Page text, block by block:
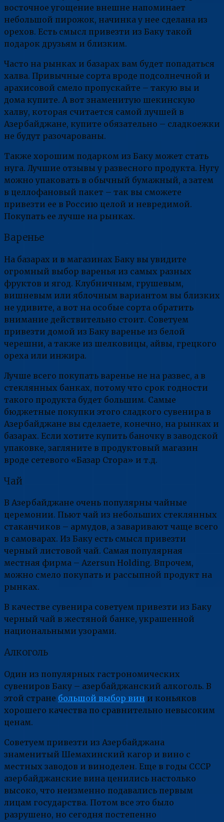
восточное угощение внешне напоминает
небольшой пирожок, начинка у нее сделана из
орехов. Есть смысл привезти из Баку такой
подарок друзьям и близким.
Часто на рынках и базарах вам будет попадаться
халва. Привычные сорта вроде подсолнечной и
арахисовой смело пропускайте – такую вы и
дома купите. А вот знаменитую шекинскую
халву, которая считается самой лучшей в
Азербайджане, купите обязательно – сладкоежки
не будут разочарованы.
Также хорошим подарком из Баку может стать
нуга. Лучшие отзывы у развесного продукта. Нугу
можно упаковать в обычный бумажный, а затем
в целлофановый пакет – так вы сможете
привезти ее в Россию целой и невредимой.
Покупать ее лучше на рынках.
Варенье
На базарах и в магазинах Баку вы увидите
огромный выбор варенья из самых разных
фруктов и ягод. Клубничным, грушевым,
вишневым или яблочным вариантом вы близких
не удивите, а вот на особые сорта обратить
внимание действительно стоит. Советуем
привезти домой из Баку варенье из белой
черешни, а также из шелковицы, айвы, грецкого
ореха или инжира.
Лучше всего покупать варенье не на развес, а в
стеклянных банках, потому что срок годности
такого продукта будет большим. Самые
бюджетные покупки этого сладкого сувенира в
Азербайджане вы сделаете, конечно, на рынках и
базарах. Если хотите купить баночку в заводской
упаковке, загляните в продуктовый магазин
вроде сетевого «Базар Стора» и т.д.
Чай
В Азербайджане очень популярны чайные
церемонии. Пьют чай из небольших стеклянных
стаканчиков – армудов, а заваривают чаще всего
в самоварах. Из Баку есть смысл привезти
черный листовой чай. Самая популярная
местная фирма – Azersun Holding. Впрочем,
можно смело покупать и рассыпной продукт на
рынках.
В качестве сувенира советуем привезти из Баку
черный чай в жестяной банке, украшенной
национальными узорами.
Алкоголь
Один из популярных гастрономических
сувениров Баку – азербайджанский алкоголь. В
этой стране большой выбор вин и коньяков
хорошего качества по сравнительно невысоким
ценам.
Советуем привезти из Азербайджана
знаменитый Шемахинский кагор и вино с
местных заводов и виноделен. Еще в годы СССР
азербайджанские вина ценились настолько
высоко, что неизменно подавались первым
лицам государства. Потом все это было
разрушено, но сегодня постепенно